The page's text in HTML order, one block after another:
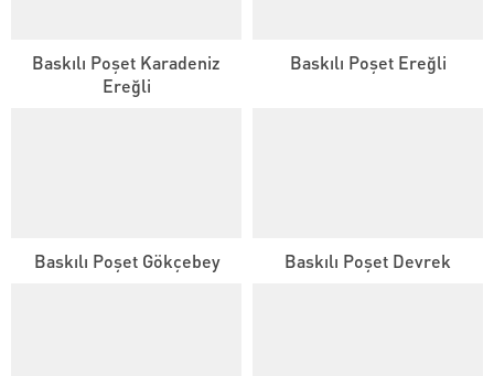
Baskılı Poşet Karadeniz
Ereğli
Baskılı Poşet Ereğli
Baskılı Poşet Gökçebey Baskılı Poşet Devrek